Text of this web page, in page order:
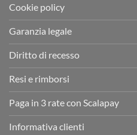
Cookie policy
Garanzia legale
Diritto di recesso
Resi e rimborsi
Paga in 3 rate con Scalapay
Informativa clienti